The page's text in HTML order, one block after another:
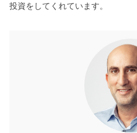
投資をしてくれています。